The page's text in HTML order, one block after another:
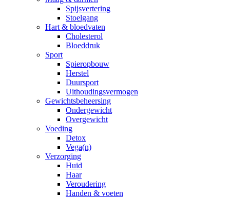
Spijsvertering
Stoelgang
Hart & bloedvaten
Cholesterol
Bloeddruk
Sport
Spieropbouw
Herstel
Duursport
Uithoudingsvermogen
Gewichtsbeheersing
Ondergewicht
Overgewicht
Voeding
Detox
Vega(n)
Verzorging
Huid
Haar
Veroudering
Handen & voeten